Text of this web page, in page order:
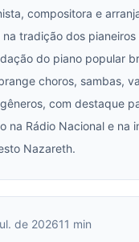
compositora e
tradição dos pianeiros
do piano popular
choros, sambas,
com destaque
na Rádio Nacional e na
Nazareth.
de 202611 min